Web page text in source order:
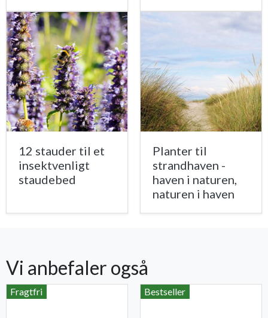
12 stauder til et
insektvenligt
staudebed
Planter til
strandhaven -
haven i naturen,
naturen i haven
Vi anbefaler også
Fragtfri Bestseller